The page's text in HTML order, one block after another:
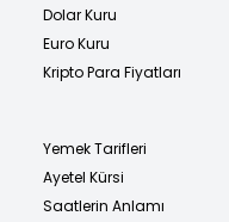
Dolar Kuru
Euro Kuru
Kripto Para Fiyatları
Yemek Tarifleri
Ayetel Kürsi
Saatlerin Anlamı